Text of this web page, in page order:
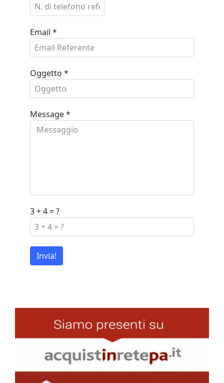
Email *
Oggetto *
Message*
3 + 4 = ?
Invia!